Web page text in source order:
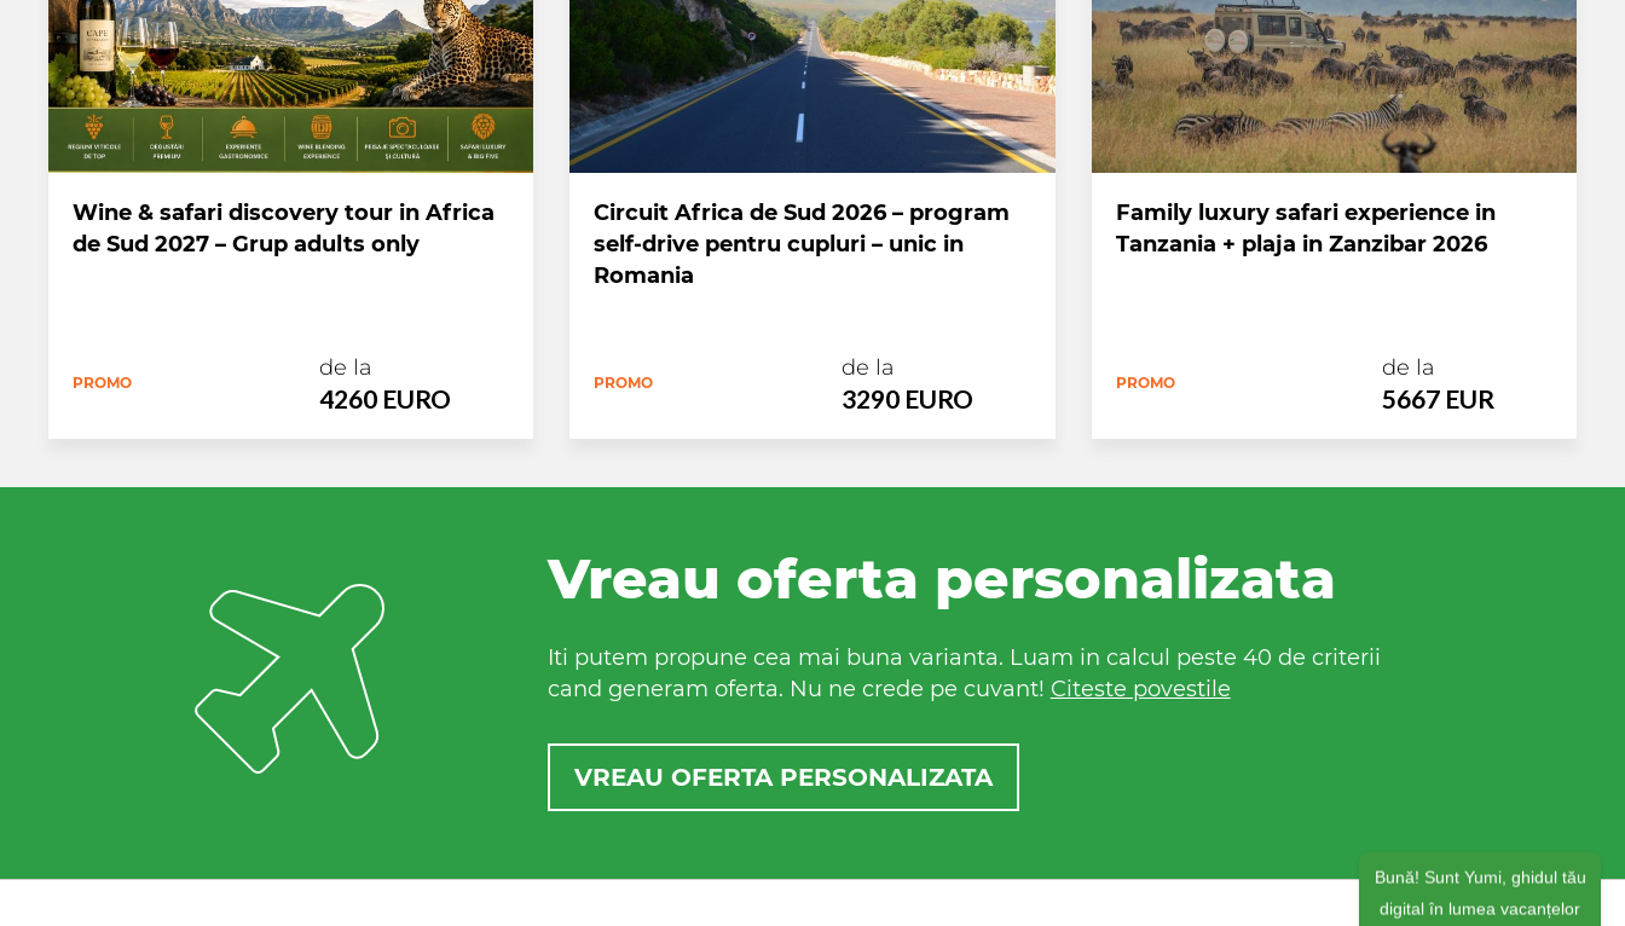
Wine & safari discovery tour in Africa
de Sud 2027 – Grup adults only
PROMO
de la
4260 EURO
Circuit Africa de Sud 2026 – program
self-drive pentru cupluri – unic in
Romania
PROMO
de la
3290 EURO
Family luxury safari experience in
Tanzania + plaja in Zanzibar 2026
PROMO
de la
5667 EUR
Vreau oferta personalizata
Iti putem propune cea mai buna varianta. Luam in calcul peste 40 de criterii
cand generam oferta. Nu ne crede pe cuvant! Citeste povestile
VREAU OFERTA PERSONALIZATA
Bună! Sunt Yumi, ghidul tău
digital în lumea vacanțelor